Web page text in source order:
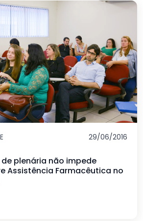
29/06/2016
plenária não impede
Assistência Farmacêutica no